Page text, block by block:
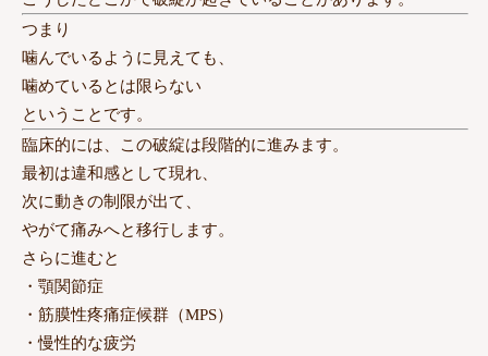
つまり
噛んでいるように見えても、
噛めているとは限らない
ということです。
臨床的には、この破綻は段階的に進みます。
最初は違和感として現れ、
次に動きの制限が出て、
やがて痛みへと移行します。
さらに進むと
・顎関節症
・筋膜性疼痛症候群（MPS）
・慢性的な疲労